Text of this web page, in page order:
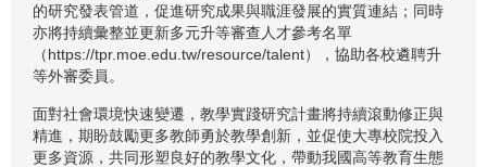
的研究發表管道，促進研究成果與職涯發展的實質連結；同時
亦將持續彙整並更新多元升等審查人才參考名單
（https://tpr.moe.edu.tw/resource/talent），協助各校遴聘升
等外審委員。
面對社會環境快速變遷，教學實踐研究計畫將持續滾動修正與
精進，期盼鼓勵更多教師勇於教學創新，並促使大專校院投入
更多資源，共同形塑良好的教學文化，帶動我國高等教育生態